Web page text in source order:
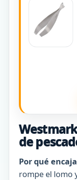
de
Por qué
rompe el lomo